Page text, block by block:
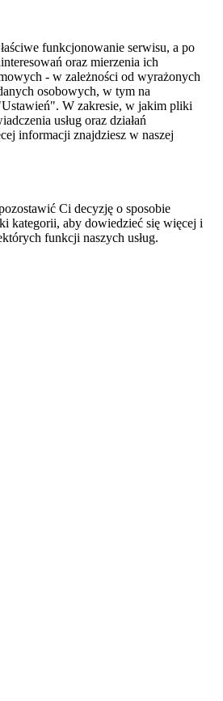
funkcjonowanie serwisu, a po
oraz mierzenia ich
- w zależności od wyrażonych
osobowych, w tym na
W zakresie, w jakim pliki
usług oraz działań
informacji znajdziesz w naszej
Ci decyzję o sposobie
kategorii, aby dowiedzieć się więcej i
funkcji naszych usług.